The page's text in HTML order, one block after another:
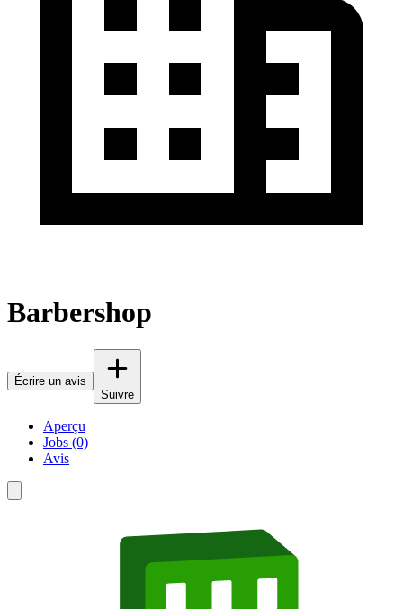
Barbershop
Écrire un avis
Suivre
Aperçu
Jobs (0)
Avis